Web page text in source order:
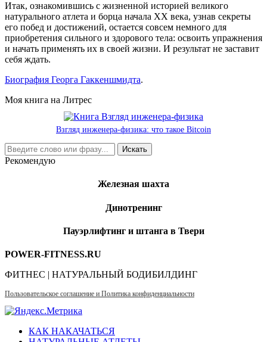
Итак, ознакомившись с жизненной историей великого
натурального атлета и борца начала XX века, узнав секреты
его побед и достижений, остается совсем немного для
приобретения сильного и здорового тела: освоить упражнения
и начать применять их в своей жизни. И результат не заставит
себя ждать.
Биография Георга Гаккеншмидта.
Моя книга на Литрес
Взгляд инженера-физика: что такое Bitcoin
Рекомендую
Железная шахта
Динотренинг
Пауэрлифтинг и штанга в Твери
POWER-FITNESS.RU
ФИТНЕС | НАТУРАЛЬНЫЙ БОДИБИЛДИНГ
Пользовательское соглашение и Политика конфиденциальности
КАК НАКАЧАТЬСЯ